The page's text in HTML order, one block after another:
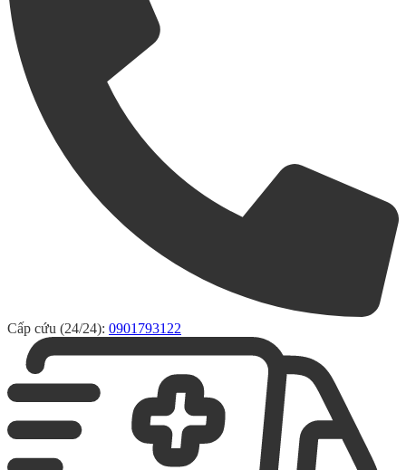
Cấp cứu (24/24): 0901793122